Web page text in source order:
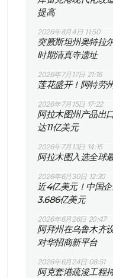
提高
2026年8月4日 11:50
突厥斯坦州奥特拉
时期清真寺遗址
2026年7月17日 21:16
莲花盛开！阿特劳
2026年7月15日 17:22
阿拉木图州产品出
达11亿美元
2026年7月13日 14:15
阿拉木图入选全球
2026年6月30日 12:30
近4亿美元！中国
3.686亿美元
2026年6月26日 20:47
阿拜州在乌鲁木齐
对华招商新平台
2026年6月24日 08:51
阿克套港疏浚工程